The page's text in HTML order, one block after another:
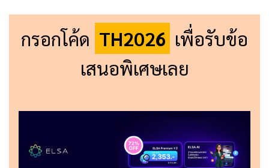
กรอกโค้ด TH2026 เพื่อรับข้อ
เสนอพิเศษเลย